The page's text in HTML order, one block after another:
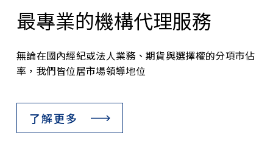
最專業的機構代理服務
無論在國內經紀或法人業務、期貨與選擇權的分項市佔
率，我們皆位居市場領導地位
了解更多